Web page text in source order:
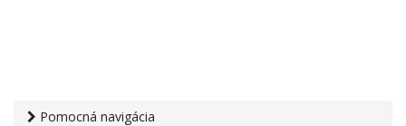
Pomocná navigácia